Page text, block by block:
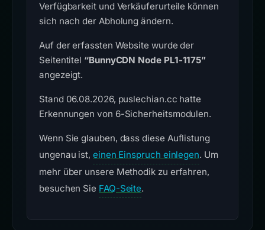
Verfügbarkeit und Verkäuferurteile können
sich nach der Abholung ändern.
Auf der erfassten Website wurde der
Seitentitel “BunnyCDN Node PL1-1175”
angezeigt.
Stand 06.08.2026, puslechian.cc hatte
Erkennungen von 6-Sicherheitsmodulen.
Wenn Sie glauben, dass diese Auflistung
ungenau ist, einen Einspruch einlegen. Um
mehr über unsere Methodik zu erfahren,
besuchen Sie FAQ-Seite.